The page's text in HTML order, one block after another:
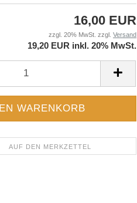
16,00 EUR
zzgl. 20% MwSt. zzgl. Versand
19,20 EUR inkl. 20% MwSt.
AUF DEN MERKZETTEL